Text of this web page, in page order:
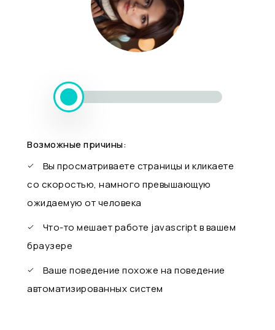
Возможные причины:
Вы просматриваете страницы и кликаете
со скоростью, намного превышающую
ожидаемую от человека
Что-то мешает работе javascript в вашем
браузере
Ваше поведение похоже на поведение
автоматизированных систем